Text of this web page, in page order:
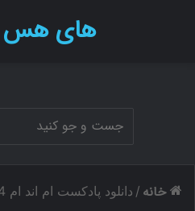
های
خانه / دانلود پادکست ام اند ام 4 از محسن مهدوی